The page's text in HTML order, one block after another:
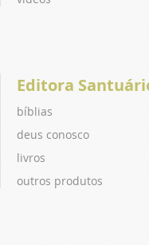
Editora
bíblias
deus conosco
livros
outros produtos